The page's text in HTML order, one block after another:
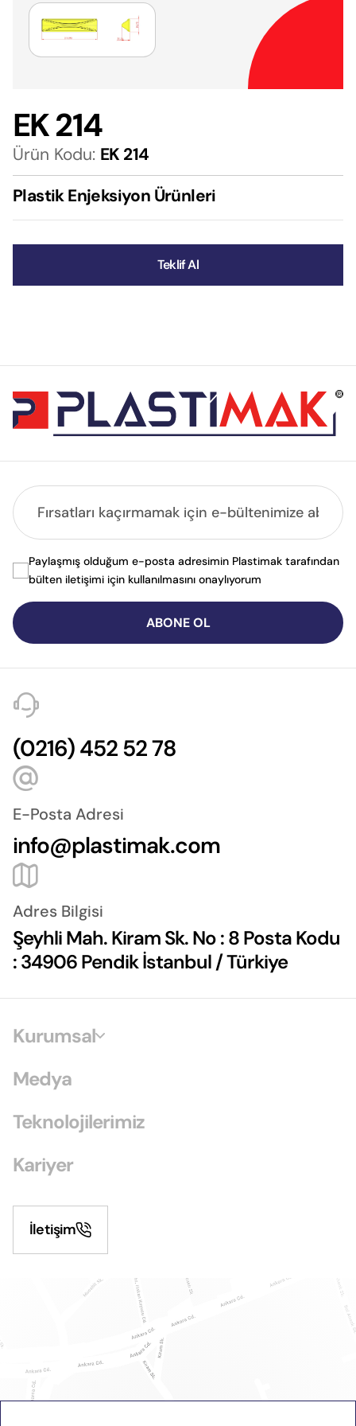
EK 214
Ürün Kodu: EK 214
Plastik Enjeksiyon Ürünleri
Teklif Al
ABONE OL
Paylaşmış olduğum e-posta adresimin Plastimak tarafından
bülten iletişimi için kullanılmasını onaylıyorum
(0216) 452 52 78
E-Posta Adresi
info@plastimak.com
Adres Bilgisi
Şeyhli Mah. Kiram Sk. No : 8 Posta Kodu
: 34906 Pendik İstanbul / Türkiye
Kurumsal
Medya
Teknolojilerimiz
Kariyer
İletişim